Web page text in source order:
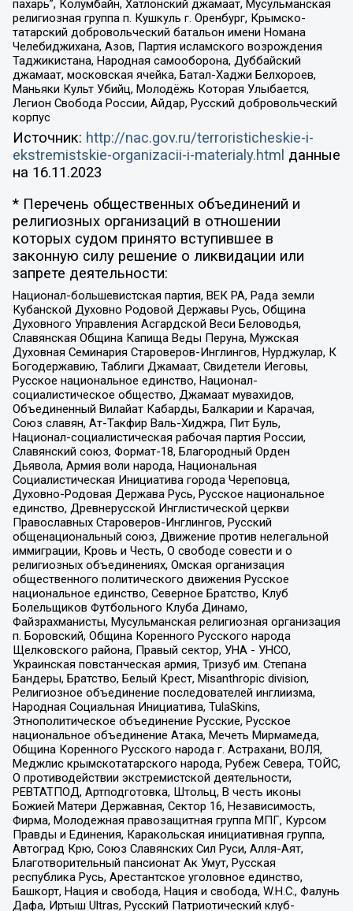
пахарь”, Колумбайн, Хатлонский джамаат, Мусульманская
религиозная группа п. Кушкуль г. Оренбург, Крымско-
татарский добровольческий батальон имени Номана
Челебиджихана, Азов, Партия исламского возрождения
Таджикистана, Народная самооборона, Дуббайский
джамаат, московская ячейка, Батал-Хаджи Белхороев,
Маньяки Культ Убийц, Молодёжь Которая Улыбается,
Легион Свобода России, Айдар, Русский добровольческий
корпус
Источник: http://nac.gov.ru/terroristicheskie-i-
ekstremistskie-organizacii-i-materialy.html данные
на 16.11.2023
* Перечень общественных объединений и
религиозных организаций в отношении
которых судом принято вступившее в
законную силу решение о ликвидации или
запрете деятельности:
Национал-большевистская партия, ВЕК РА, Рада земли
Кубанской Духовно Родовой Державы Русь, Община
Духовного Управления Асгардской Веси Беловодья,
Славянская Община Капища Веды Перуна, Мужская
Духовная Семинария Староверов-Инглингов, Нурджулар, К
Богодержавию, Таблиги Джамаат, Свидетели Иеговы,
Русское национальное единство, Национал-
социалистическое общество, Джамаат мувахидов,
Объединенный Вилайат Кабарды, Балкарии и Карачая,
Союз славян, Ат-Такфир Валь-Хиджра, Пит Буль,
Национал-социалистическая рабочая партия России,
Славянский союз, Формат-18, Благородный Орден
Дьявола, Армия воли народа, Национальная
Социалистическая Инициатива города Череповца,
Духовно-Родовая Держава Русь, Русское национальное
единство, Древнерусской Инглистической церкви
Православных Староверов-Инглингов, Русский
общенациональный союз, Движение против нелегальной
иммиграции, Кровь и Честь, О свободе совести и о
религиозных объединениях, Омская организация
общественного политического движения Русское
национальное единство, Северное Братство, Клуб
Болельщиков Футбольного Клуба Динамо,
Файзрахманисты, Мусульманская религиозная организация
п. Боровский, Община Коренного Русского народа
Щелковского района, Правый сектор, УНА - УНСО,
Украинская повстанческая армия, Тризуб им. Степана
Бандеры, Братство, Белый Крест, Misanthropic division,
Религиозное объединение последователей инглиизма,
Народная Социальная Инициатива, TulaSkins,
Этнополитическое объединение Русские, Русское
национальное объединение Атака, Мечеть Мирмамеда,
Община Коренного Русского народа г. Астрахани, ВОЛЯ,
Меджлис крымскотатарского народа, Рубеж Севера, ТОЙС,
О противодействии экстремистской деятельности,
РЕВТАТПОД, Артподготовка, Штольц, В честь иконы
Божией Матери Державная, Сектор 16, Независимость,
Фирма, Молодежная правозащитная группа МПГ, Курсом
Правды и Единения, Каракольская инициативная группа,
Автоград Крю, Союз Славянских Сил Руси, Алля-Аят,
Благотворительный пансионат Ак Умут, Русская
республика Русь, Арестантское уголовное единство,
Башкорт, Нация и свобода, Нация и свобода, W.H.С., Фалунь
Дафа, Иртыш Ultras, Русский Патриотический клуб-